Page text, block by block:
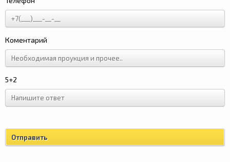
Коментарий
5+2